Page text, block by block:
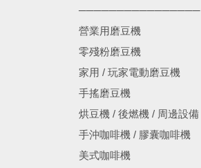
────────────────
營業用磨豆機
零殘粉磨豆機
家用 / 玩家電動磨豆機
手搖磨豆機
烘豆機 / 後燃機 / 周邊設備
手沖咖啡機 / 膠囊咖啡機
美式咖啡機